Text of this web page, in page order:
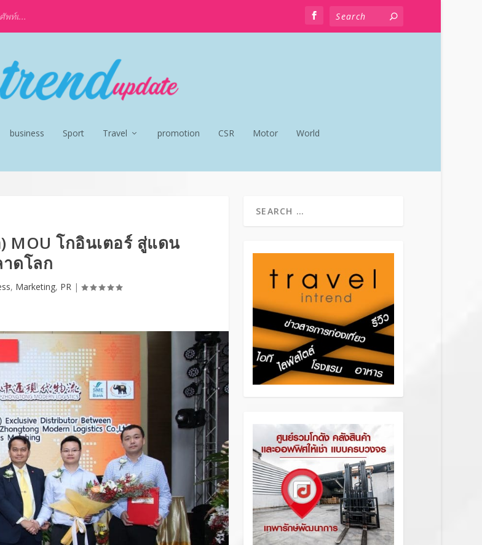
พท์เ...
business Sport Travel promotion CSR Motor World
MOU โกอินเตอร์ สู่แดน
ดโลก
, Marketing, PR|